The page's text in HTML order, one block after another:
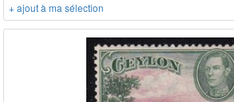
+ ajout à ma sélection